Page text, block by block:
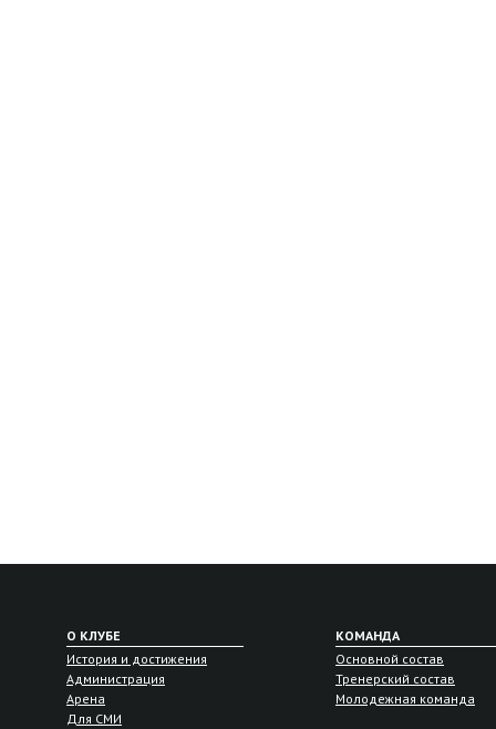
О КЛУБЕ
История и достижения
Администрация
Арена
Для СМИ
КОМАНДА
Основной состав
Тренерский состав
Молодежная команда